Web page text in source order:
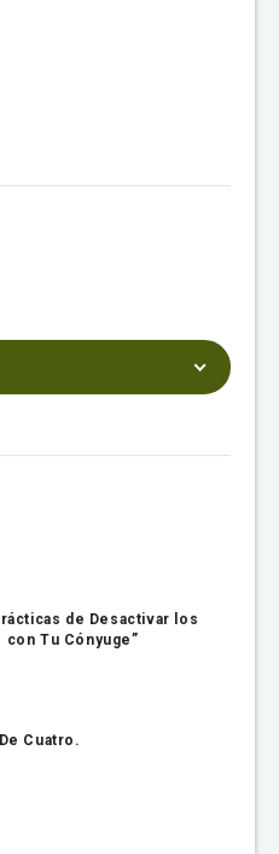
de Desactivar los
Tu Cónyuge”
Cuatro.